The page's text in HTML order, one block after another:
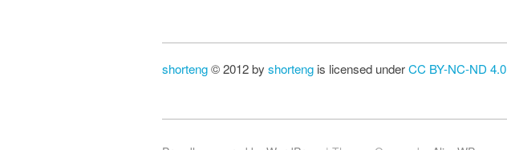
shorteng© 2012 by shorteng is licensed underCC BY-NC-ND 4.0